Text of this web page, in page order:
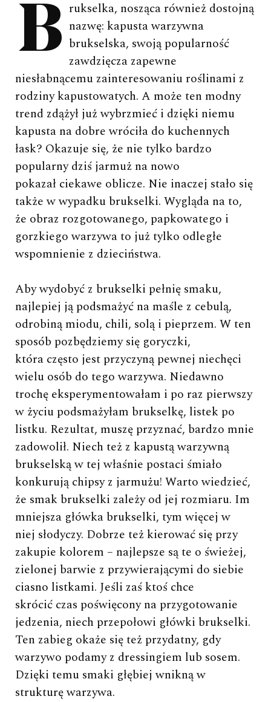
Brukselka, nosząca również dostojną nazwę: kapusta warzywna
brukselska, swoją popularność
zawdzięcza zapewne
niesłabnącemu zainteresowaniu roślinami z
rodziny kapustowatych. A może ten modny
trend zdążył już wybrzmieć i dzięki niemu
kapusta na dobre wróciła do kuchennych
łask? Okazuje się, że nie tylko bardzo
popularny dziś jarmuż na nowo
pokazał ciekawe oblicze. Nie inaczej stało się
także w wypadku brukselki. Wygląda na to,
że obraz rozgotowanego, papkowatego i
gorzkiego warzywa to już tylko odległe
wspomnienie z dzieciństwa.
Aby wydobyć z brukselki pełnię smaku,
najlepiej ją podsmażyć na maśle z cebulą,
odrobiną miodu, chili, solą i pieprzem. W ten
sposób pozbędziemy się goryczki,
która często jest przyczyną pewnej niechęci
wielu osób do tego warzywa. Niedawno
trochę eksperymentowałam i po raz pierwszy
w życiu podsmażyłam brukselkę, listek po
listku. Rezultat, muszę przyznać, bardzo mnie
zadowolił. Niech też z kapustą warzywną
brukselską w tej właśnie postaci śmiało
konkurują chipsy z jarmużu! Warto wiedzieć,
że smak brukselki zależy od jej rozmiaru. Im
mniejsza główka brukselki, tym więcej w
niej słodyczy. Dobrze też kierować się przy
zakupie kolorem – najlepsze są te o świeżej,
zielonej barwie z przywierającymi do siebie
ciasno listkami. Jeśli zaś ktoś chce
skrócić czas poświęcony na przygotowanie
jedzenia, niech przepołowi główki brukselki.
Ten zabieg okaże się też przydatny, gdy
warzywo podamy z dressingiem lub sosem.
Dzięki temu smaki głębiej wnikną w
strukturę warzywa.